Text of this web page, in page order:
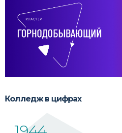
Колледж в цифрах